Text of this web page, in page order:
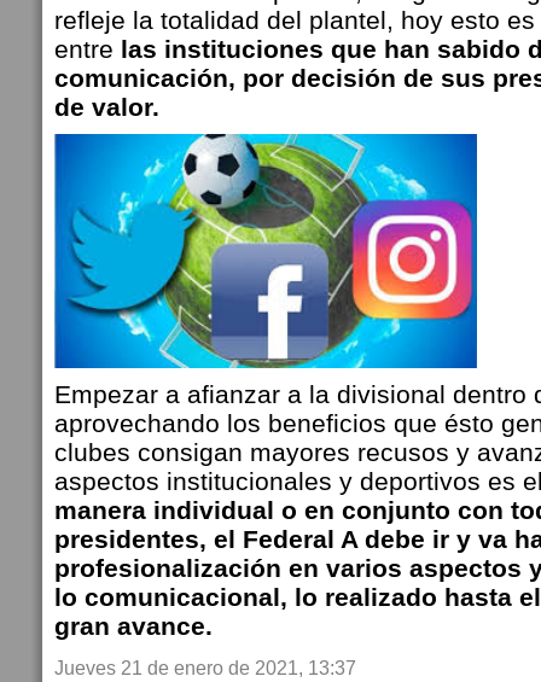
refleje la totalidad del plantel, hoy esto
entre las instituciones que han sabido
comunicación, por decisión de sus
de valor.
Empezar a afianzar a la divisional dentro
aprovechando los beneficios que ésto
clubes consigan mayores recusos y
aspectos institucionales y deportivos es
manera individual o en conjunto con
presidentes, el Federal A debe ir y va
profesionalización en varios aspectos
lo comunicacional, lo realizado hasta
gran avance.
Jueves 21 de enero de 2021, 13:37